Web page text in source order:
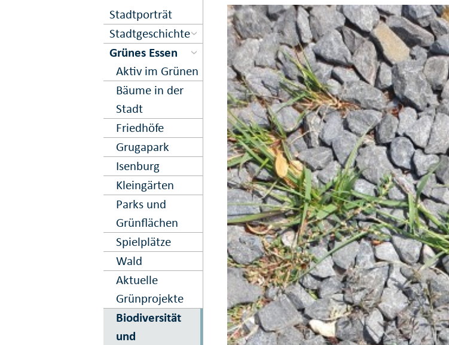
Stadtporträt
Stadtgeschichte
Grünes Essen
Aktiv im Grünen
Bäume in der
Stadt
Friedhöfe
Grugapark
Isenburg
Kleingärten
Parks und
Grünflächen
Spielplätze
Wald
Aktuelle
Grünprojekte
Biodiversität
und